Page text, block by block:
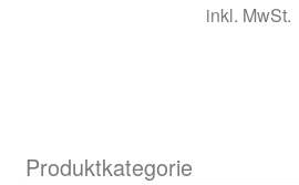
inkl. MwSt.
Produktkategorie